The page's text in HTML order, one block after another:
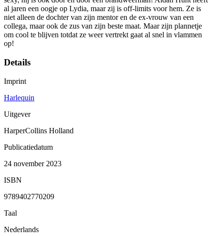
al jaren een oogje op Lydia, maar zij is off-limits voor hem. Ze is
niet alleen de dochter van zijn mentor en de ex-vrouw van een
collega, maar ook de zus van zijn beste maat. Maar zijn plannetje
om cool te blijven totdat ze weer vertrekt gaat al snel in vlammen
op!
Details
Imprint
Harlequin
Uitgever
HarperCollins Holland
Publicatiedatum
24 november 2023
ISBN
9789402770209
Taal
Nederlands